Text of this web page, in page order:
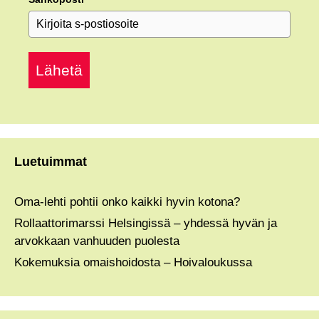
Lähetä
Luetuimmat
Oma-lehti pohtii onko kaikki hyvin kotona?
Rollaattorimarssi Helsingissä – yhdessä hyvän ja
arvokkaan vanhuuden puolesta
Kokemuksia omaishoidosta – Hoivaloukussa